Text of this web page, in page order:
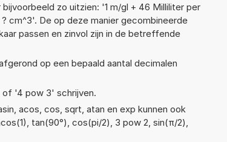
zo uitzien: '1 m/gl + 46 Milliliter per
cm^3'. De op deze manier gecombineerde
passen en zinvol zijn in de betreffende
op een bepaald aantal decimalen
'4 pow 3' schrijven.
acos, cos, sqrt, atan en exp kunnen ook
tan(90°), cos(pi/2), 3 pow 2, sin(π/2),